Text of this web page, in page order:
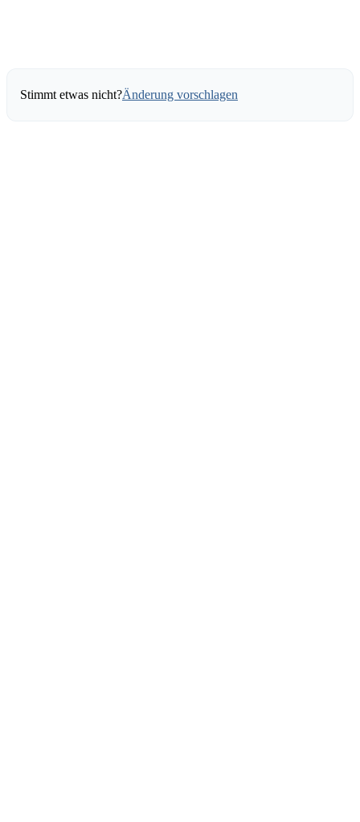
Stimmt etwas nicht?Änderung vorschlagen